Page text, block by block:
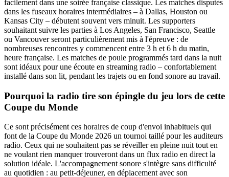
facilement dans une soirée française classique. Les matches disputés
dans les fuseaux horaires intermédiaires – à Dallas, Houston ou
Kansas City – débutent souvent vers minuit. Les supporters
souhaitant suivre les parties à Los Angeles, San Francisco, Seattle
ou Vancouver seront particulièrement mis à l'épreuve : de
nombreuses rencontres y commencent entre 3 h et 6 h du matin,
heure française. Les matches de poule programmés tard dans la nuit
sont idéaux pour une écoute en streaming radio – confortablement
installé dans son lit, pendant les trajets ou en fond sonore au travail.
Pourquoi la radio tire son épingle du jeu lors de cette
Coupe du Monde
Ce sont précisément ces horaires de coup d'envoi inhabituels qui
font de la Coupe du Monde 2026 un tournoi taillé pour les auditeurs
radio. Ceux qui ne souhaitent pas se réveiller en pleine nuit tout en
ne voulant rien manquer trouveront dans un flux radio en direct la
solution idéale. L'accompagnement sonore s'intègre sans difficulté
au quotidien : au petit-déjeuner, en déplacement avec son